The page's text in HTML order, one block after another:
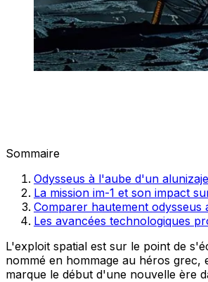
Sommaire
Odysseus à l'aube d'un
La mission im-1 et son impact
Comparer hautement odysseus
Les avancées technologiques
L'exploit spatial est sur le point de
nommé en hommage au héros grec,
marque le début d'une nouvelle ère